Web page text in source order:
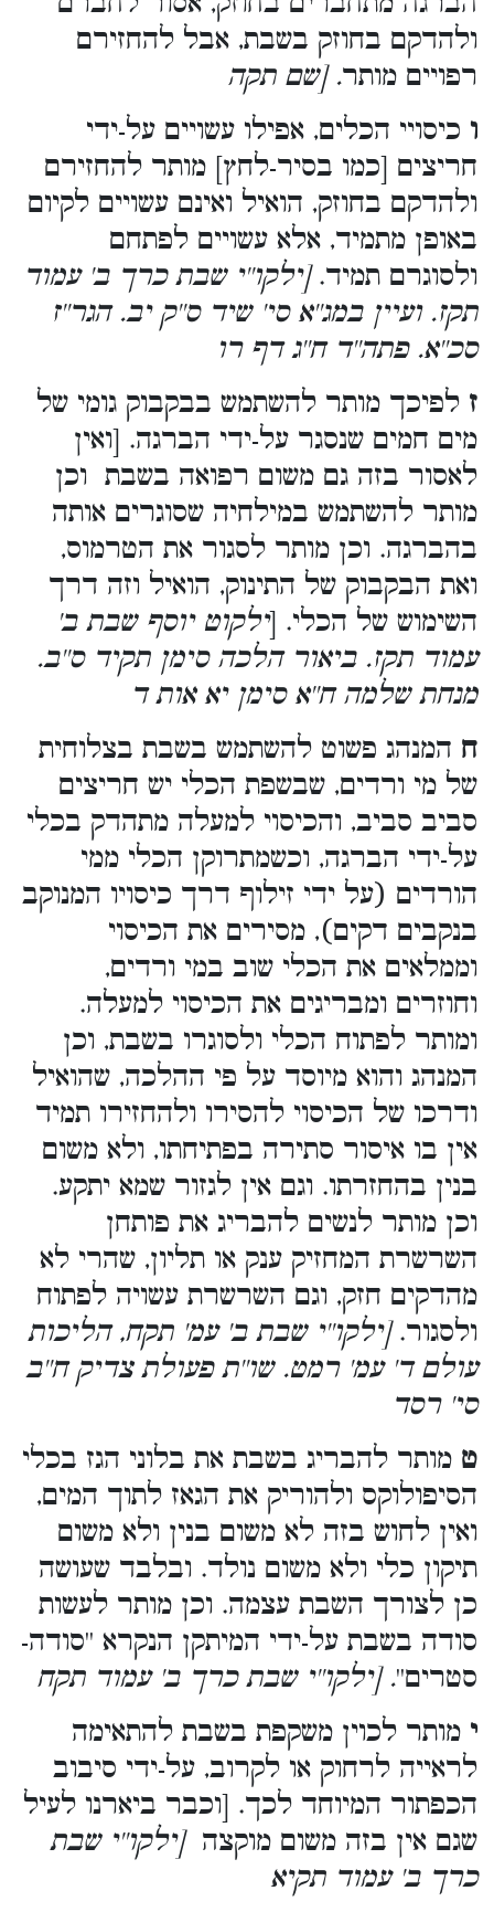
ולהדקם בחוזק בשבת, אבל להחזירם
רפויים מותר. [שם תקה
ו כיסויי הכלים, אפילו עשויים על-ידי
חריצים [כמו בסיר-לחץ] מותר להחזירם
ולהדקם בחוזק, הואיל ואינם עשויים לקיום
באופן מתמיד, אלא עשויים לפתחם
ולסוגרם תמיד.[ילקו''י שבת כרך ב' עמוד
תקז. ועיין במג''א סי' שיד ס''ק יב. הגר''ז
סכ''א. פתה''ד ח''ג דף רו
ז לפיכך מותר להשתמש בבקבוק גומי של
מים חמים שנסגר על-ידי הברגה. [ואין
לאסור בזה גם משום רפואה בשבת וכן
מותר להשתמש במילחיה שסוגרים אותה
בהברגה. וכן מותר לסגור את הטרמוס,
ואת הבקבוק של התינוק, הואיל וזה דרך
השימוש של הכלי. [ילקוט יוסף שבת ב'
עמוד תקז. ביאור הלכה סימן תקיד ס''ב.
מנחת שלמה ח''א סימן יא אות ד
ח המנהג פשוט להשתמש בשבת בצלוחית
של מי ורדים, שבשפת הכלי יש חריצים
סביב סביב, והכיסוי למעלה מתהדק בכלי
על-ידי הברגה, וכשמתרוקן הכלי ממי
הורדים (על ידי זילוף דרך כיסויו המנוקב
בנקבים דקים), מסירים את הכיסוי
וממלאים את הכלי שוב במי ורדים,
וחוזרים ומבריגים את הכיסוי למעלה.
ומותר לפתוח הכלי ולסוגרו בשבת, וכן
המנהג והוא מיוסד על פי ההלכה, שהואיל
ודרכו של הכיסוי להסירו ולהחזירו תמיד
אין בו איסור סתירה בפתיחתו, ולא משום
בנין בהחזרתו. וגם אין לגזור שמא יתקע.
וכן מותר לנשים להבריג את פותחן
השרשרת המחזיק ענק או תליון, שהרי לא
מהדקים חזק, וגם השרשרת עשויה לפתוח
ולסגור.[ילקו''י שבת ב' עמ' תקח, הליכות
עולם ד' עמ' רמט. שו''ת פעולת צדיק ח''ב
סי' רסד
ט מותר להבריג בשבת את בלוני הגז בכלי
הסיפולוקס ולהוריק את הגאז לתוך המים,
ואין לחוש בזה לא משום בנין ולא משום
תיקון כלי ולא משום נולד. ובלבד שעושה
כן לצורך השבת עצמה. וכן מותר לעשות
סודה בשבת על-ידי המיתקן הנקרא ''סודה-
סטרים''. [ילקו''י שבת כרך ב' עמוד תקח
י מותר לכוין משקפת בשבת להתאימה
לראייה לרחוק או לקרוב, על-ידי סיבוב
הכפתור המיוחד לכך. [וכבר ביארנו לעיל
שגם אין בזה משום מוקצה[ילקו''י שבת
כרך ב' עמוד תקיא